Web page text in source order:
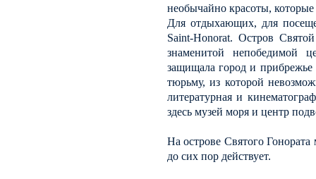
необычайно красоты,
Для отдыхающих, для
Saint-Honorat. Остров
знаменитой непобедимой
защищала город и прибрежье
тюрьму, из которой
литературная и
здесь музей моря и центр
На острове Святого
до сих пор действует.